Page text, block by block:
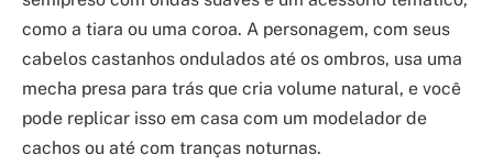
como a tiara ou uma coroa. A personagem, com seus
cabelos castanhos ondulados até os ombros, usa uma
mecha presa para trás que cria volume natural, e você
pode replicar isso em casa com um modelador de
cachos ou até com tranças noturnas.